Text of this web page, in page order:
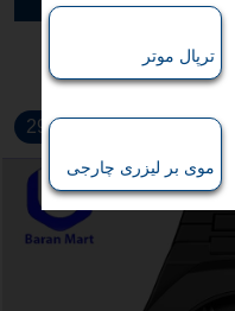
ترپال موتر
موی بر لیزری چارجی